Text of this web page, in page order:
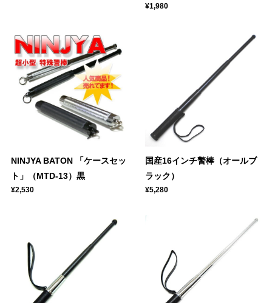
¥1,980
NINJYA BATON 「ケースセッ
ト」（MTD-13）黒
¥2,530
国産16インチ警棒（オールブ
ラック）
¥5,280